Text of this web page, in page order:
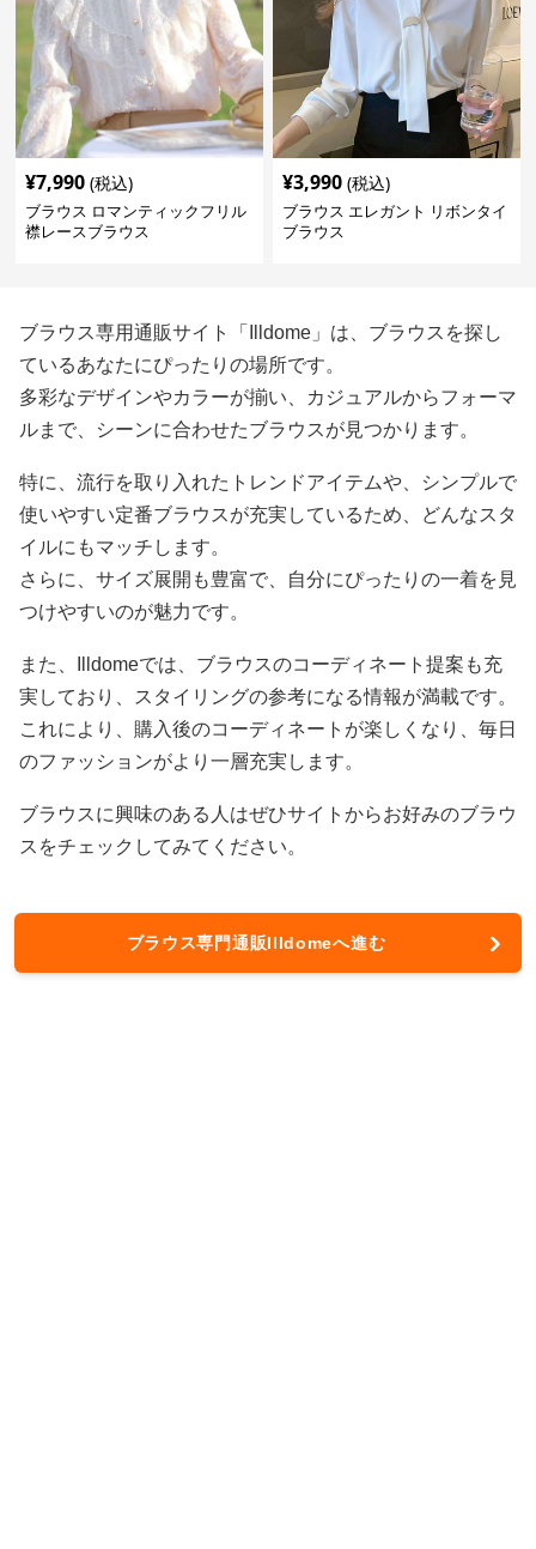
¥7,990 (税込)
ブラウス ロマンティックフリル
襟レースブラウス
¥3,990 (税込)
ブラウス エレガント リボンタイ
ブラウス
ブラウス専用通販サイト「Illdome」は、ブラウスを探し
ているあなたにぴったりの場所です。
多彩なデザインやカラーが揃い、カジュアルからフォーマ
ルまで、シーンに合わせたブラウスが見つかります。
特に、流行を取り入れたトレンドアイテムや、シンプルで
使いやすい定番ブラウスが充実しているため、どんなスタ
イルにもマッチします。
さらに、サイズ展開も豊富で、自分にぴったりの一着を見
つけやすいのが魅力です。
また、Illdomeでは、ブラウスのコーディネート提案も充
実しており、スタイリングの参考になる情報が満載です。
これにより、購入後のコーディネートが楽しくなり、毎日
のファッションがより一層充実します。
ブラウスに興味のある人はぜひサイトからお好みのブラウ
スをチェックしてみてください。
ブラウス専門通販Illdomeへ進む